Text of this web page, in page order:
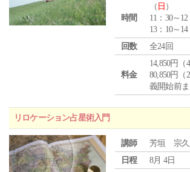
時間
（ 日 ）
11：30～
13：10～
回数
全24回
料金
14,850円
80,850円
義開始前ま
リロケーション占星術入門
講師
芳垣 宗久
日程
8月 4日